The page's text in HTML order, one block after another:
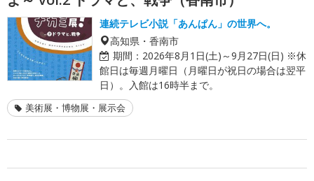
連続テレビ小説「あんぱん」の世界へ。
高知県・香南市
期間： 2026年8月1日(土)～9月27日(日) ※休
館日は毎週月曜日（月曜日が祝日の場合は翌平
日）。入館は16時半まで。
美術展・博物展・展示会